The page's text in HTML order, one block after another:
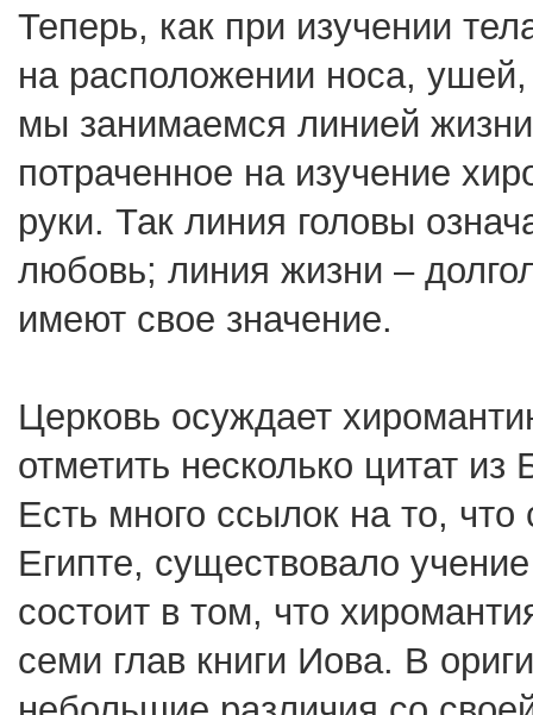
Теперь, как при изучении
на расположении носа, ушей,
мы занимаемся линией
потраченное на изучение
руки. Так линия головы
любовь; линия жизни –
имеют свое значение.
Церковь осуждает
отметить несколько цитат из
Есть много ссылок на то,
Египте, существовало
состоит в том, что
семи глав книги Иова. В